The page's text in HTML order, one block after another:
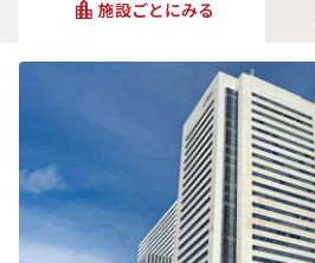
施設ごとにみる